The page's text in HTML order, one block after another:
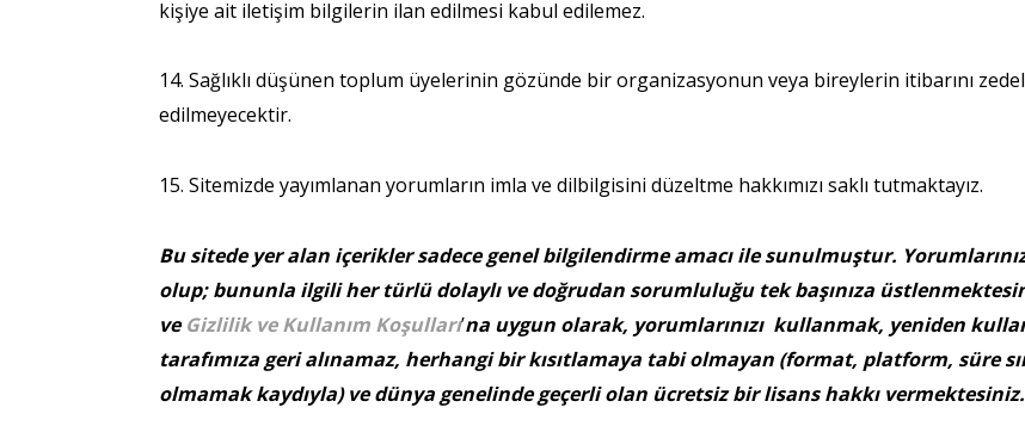
kişiye ait iletişim bilgilerin ilan edilmesi kabul edilemez.
14. Sağlıklı düşünen toplum üyelerinin gözünde bir organizasyonun veya bireylerin itibarını
edilmeyecektir.
15. Sitemizde yayımlanan yorumların imla ve dilbilgisini düzeltme hakkımızı saklı tutmaktayız.
Bu sitede yer alan içerikler sadece genel bilgilendirme amacı ile sunulmuştur.
olup; bununla ilgili her türlü dolaylı ve doğrudan sorumluluğu tek başınıza
veGizlilik ve Kullanım Koşulları’na uygun olarak, yorumlarınızı kullanmak, yeniden
tarafımıza geri alınamaz, herhangi bir kısıtlamaya tabi olmayan (format, platform, süre
olmamak kaydıyla) ve dünya genelinde geçerli olan ücretsiz bir lisans hakkı vermektesiniz.